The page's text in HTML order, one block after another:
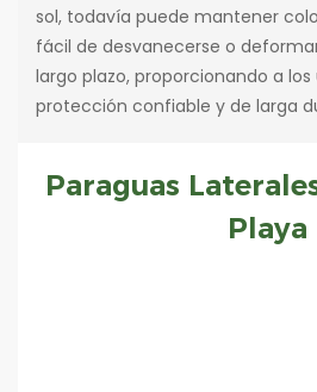
sol, todavía puede mantener
fácil de desvanecerse o
largo plazo, proporcionando a los
protección confiable y de larga
Paraguas
Playa